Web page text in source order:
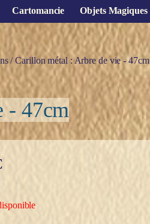
Cartomancie Objets Magiques
/ Carillon métal : Arbre de vie - 47cm
- 47cm